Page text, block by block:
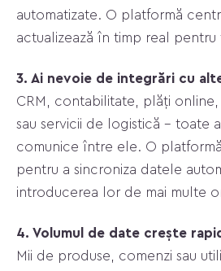
automatizate. O platformă
actualizează în timp real
3. Ai nevoie de integrări cu
CRM, contabilitate, plăți
sau servicii de logistică – toate
comunice între ele. O
pentru a sincroniza datele
introducerea lor de mai multe
4. Volumul de date crește
Mii de produse, comenzi sau